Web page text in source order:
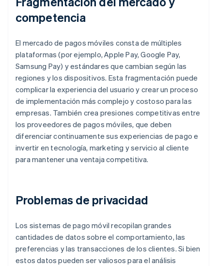
competencia
El mercado de pagos móviles consta de múltiples
plataformas (por ejemplo, Apple Pay, Google Pay,
Samsung Pay) y estándares que cambian según las
regiones y los dispositivos. Esta fragmentación puede
complicar la experiencia del usuario y crear un proceso
de implementación más complejo y costoso para las
empresas. También crea presiones competitivas entre
los proveedores de pagos móviles, que deben
diferenciar continuamente sus experiencias de pago e
invertir en tecnología, marketing y servicio al cliente
para mantener una ventaja competitiva.
Problemas de privacidad
Los sistemas de pago móvil recopilan grandes
cantidades de datos sobre el comportamiento, las
preferencias y las transacciones de los clientes. Si bien
estos datos pueden ser valiosos para el análisis